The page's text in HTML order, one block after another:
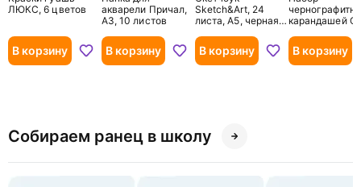
ЛЮКС, 6 цветов
В корзину
акварели Причал,
А3, 10 листов
В корзину
Sketch&Art, 24
листа, А5, черная
В корзину
карандашей
штук
В корзину
Собираем ранец в школу